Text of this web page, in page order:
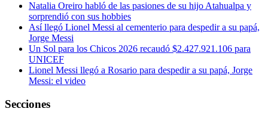
Natalia Oreiro habló de las pasiones de su hijo Atahualpa y
sorprendió con sus hobbies
Así llegó Lionel Messi al cementerio para despedir a su papá,
Jorge Messi
Un Sol para los Chicos 2026 recaudó $2.427.921.106 para
UNICEF
Lionel Messi llegó a Rosario para despedir a su papá, Jorge
Messi: el video
Secciones